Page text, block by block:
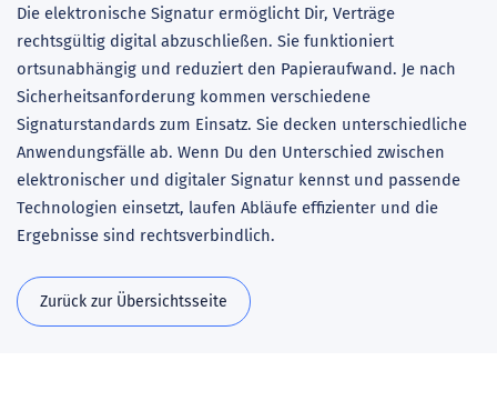
Die elektronische Signatur ermöglicht Dir, Verträge
rechtsgültig digital abzuschließen. Sie funktioniert
ortsunabhängig und reduziert den Papieraufwand. Je nach
Sicherheitsanforderung kommen verschiedene
Signaturstandards zum Einsatz. Sie decken unterschiedliche
Anwendungsfälle ab. Wenn Du den Unterschied zwischen
elektronischer und digitaler Signatur kennst und passende
Technologien einsetzt, laufen Abläufe effizienter und die
Ergebnisse sind rechtsverbindlich.
Zurück zur Übersichtsseite